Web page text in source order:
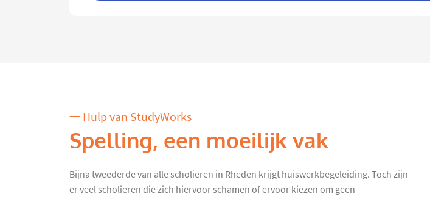
Hulp van StudyWorks
Spelling, een moeilijk vak
Bijna tweederde van alle scholieren in Rheden krijgt huiswerkbegeleiding. Toch zijn
er veel scholieren die zich hiervoor schamen of ervoor kiezen om geen